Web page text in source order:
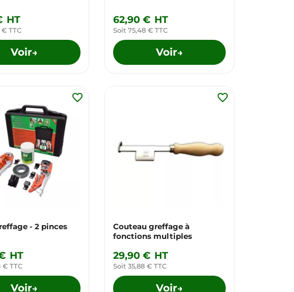
HT
€ TTC
Voir→
62,90 € HT
Soit 75,48 € TTC
Voir→
- 2 pinces
HT
€ TTC
Voir→
favorite_border
Couteau greffage à
fonctions multiples
29,90 € HT
Soit 35,88 € TTC
Voir→
favorite_border